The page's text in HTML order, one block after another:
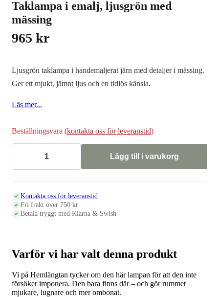
Taklampa i emalj, ljusgrön med
mässing
965 kr
Ljusgrön taklampa i handemaljerat järn med detaljer i mässing.
Ger ett mjukt, jämnt ljus och en tidlös känsla.
Läs mer...
Beställningsvara (kontakta oss för leveranstid)
i
med
mässing
mängd
Lägg till i varukorg
Kontakta oss för leveranstid
Fri frakt över 750 kr
Betala tryggt med Klarna & Swish
Varför vi har valt denna produkt
Vi på Hemlängtan tycker om den här lampan för att den inte
försöker imponera. Den bara finns där – och gör rummet
mjukare, lugnare och mer ombonat.